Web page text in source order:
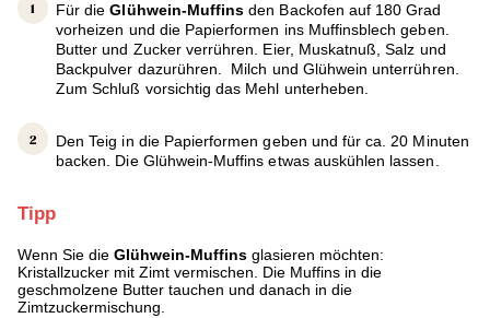
Für dieGlühwein-Muffins den Backofen auf 180 Grad
vorheizen und die Papierformen ins Muffinsblech geben.
Butter und Zucker verrühren. Eier, Muskatnuß, Salz und
Backpulver dazurühren. Milch und Glühwein unterrühren.
Zum Schluß vorsichtig das Mehl unterheben.
Den Teig in die Papierformen geben und für ca. 20 Minuten
backen. Die Glühwein-Muffins etwas auskühlen lassen.
Tipp
Wenn Sie die Glühwein-Muffins glasieren möchten:
Kristallzucker mit Zimt vermischen. Die Muffins in die
geschmolzene Butter tauchen und danach in die
Zimtzuckermischung.